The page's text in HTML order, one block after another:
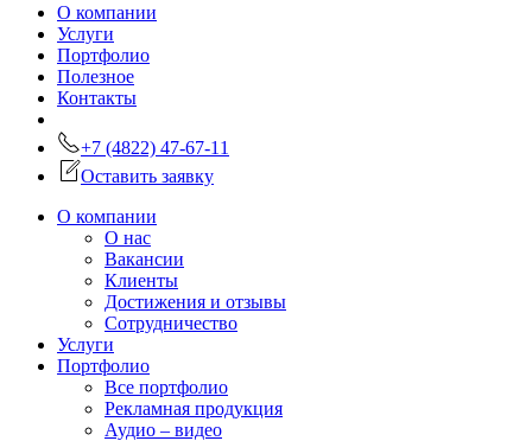
О компании
Услуги
Портфолио
Полезное
Контакты
+7 (4822) 47-67-11
Оставить заявку
О компании
О нас
Вакансии
Клиенты
Достижения и отзывы
Сотрудничество
Услуги
Портфолио
Все портфолио
Рекламная продукция
Аудио – видео